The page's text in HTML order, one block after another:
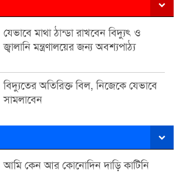
যেভাবে মাথা ঠান্ডা রাখবেন বিদ্যুৎ ও
জ্বালানি মন্ত্রণালয়ের জন্য অবশ্যপাঠ্য
বিদ্যুতের অতিরিক্ত বিল, নিজেকে যেভাবে
সামলাবেন
আমি কেন আর কোনোদিন দাড়ি কাটিনি